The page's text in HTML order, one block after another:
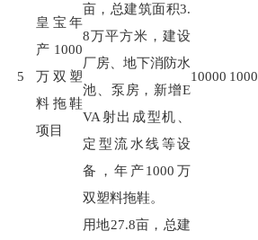
5
皇宝年
产1000
万双塑
料拖鞋
项目
亩，总建筑面积3.
8万平方米，建设
厂房、地下消防水
池、泵房，新增E
VA射出成型机、
定型流水线等设
备，年产1000 万
双塑料拖鞋。
10000 1000
用地27.8亩，总建